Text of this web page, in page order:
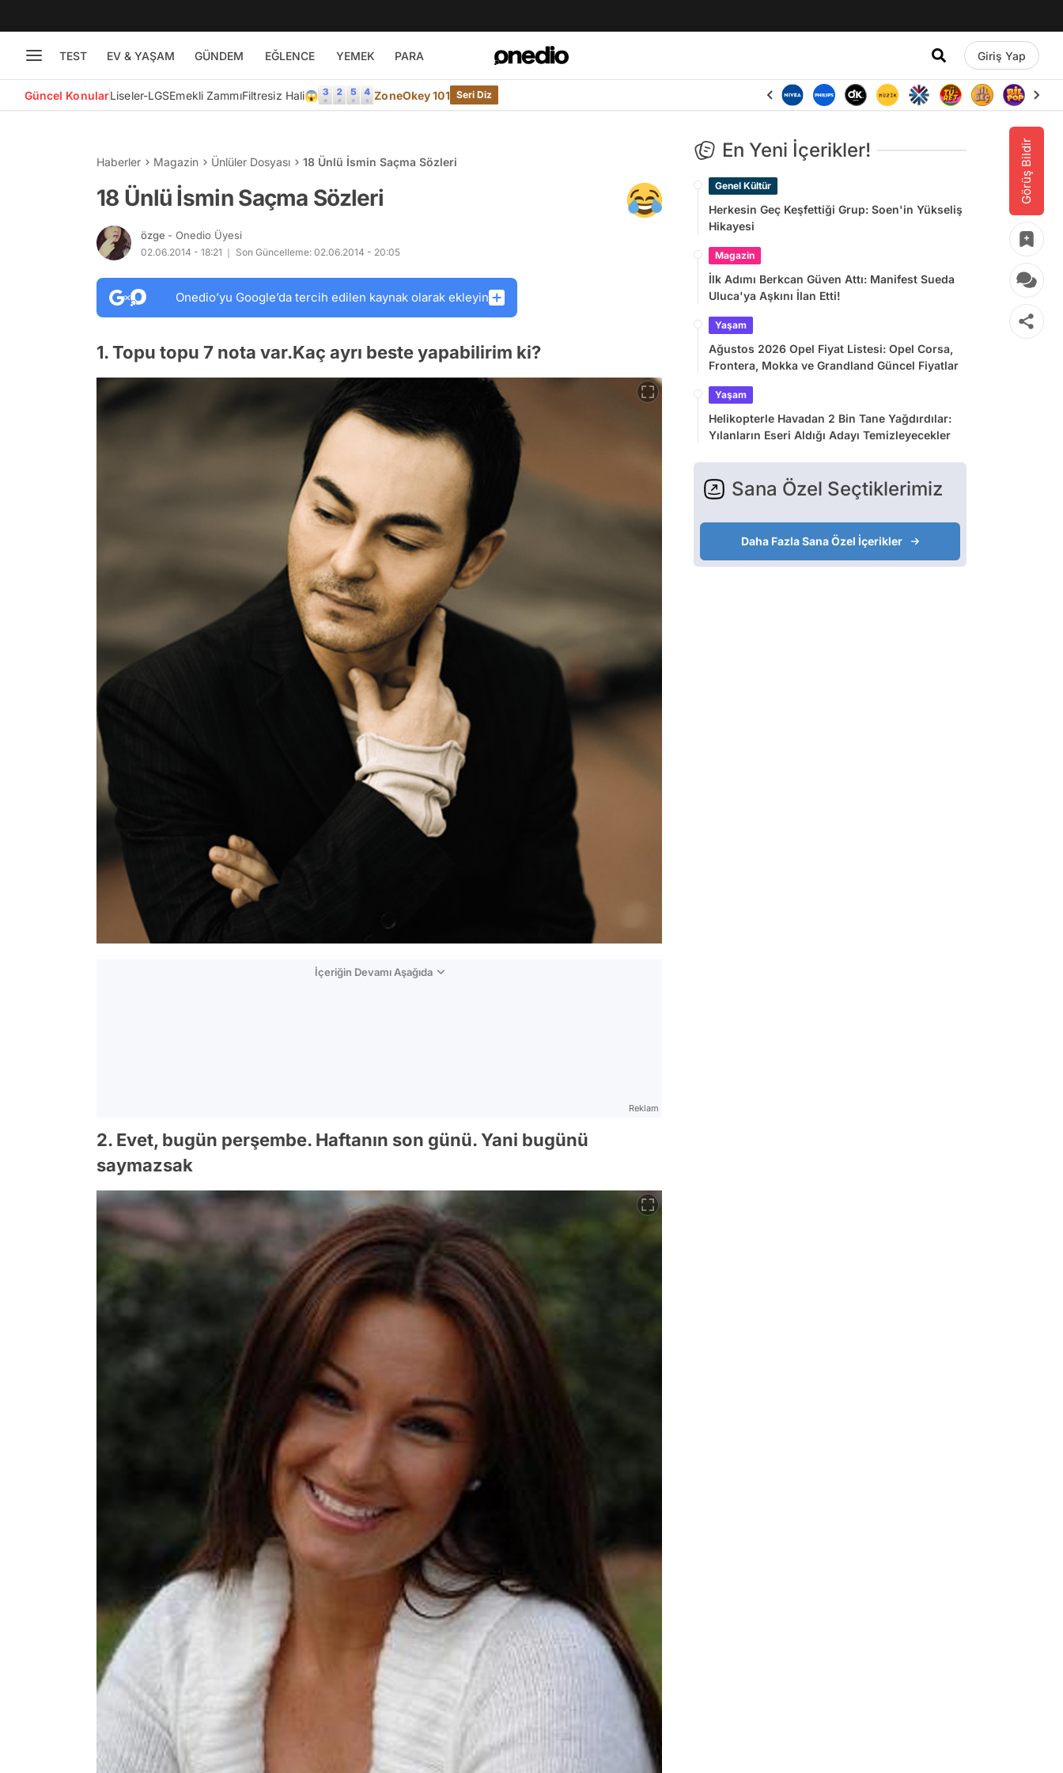
TEST EV & YAŞAM GÜNDEM EĞLENCE YEMEK PARA Giriş Yap
Güncel KonularLiseler-LGSEmekli ZammıFiltresiz Hali😱 ZoneOkey 101 Seri Diz
Görüş Bildir
Haberler Magazin Ünlüler Dosyası 18 Ünlü İsmin Saçma Sözleri
18 Ünlü İsmin Saçma Sözleri
özge - Onedio Üyesi
02.06.2014 - 18:21 Son Güncelleme: 02.06.2014 - 20:05
Onedio’yu Google’da tercih edilen kaynak olarak ekleyin
1. Topu topu 7 nota var.Kaç ayrı beste yapabilirim ki?
İçeriğin Devamı Aşağıda
Reklam
2. Evet, bugün perşembe. Haftanın son günü. Yani bugünü
saymazsak
En Yeni İçerikler!
Genel Kültür
Herkesin Geç Keşfettiği Grup: Soen'in Yükseliş
Hikayesi
Magazin
İlk Adımı Berkcan Güven Attı: Manifest Sueda
Uluca'ya Aşkını İlan Etti!
Yaşam
Ağustos 2026 Opel Fiyat Listesi: Opel Corsa,
Frontera, Mokka ve Grandland Güncel Fiyatlar
Yaşam
Helikopterle Havadan 2 Bin Tane Yağdırdılar:
Yılanların Eseri Aldığı Adayı Temizleyecekler
Sana Özel Seçtiklerimiz
Daha Fazla Sana Özel İçerikler